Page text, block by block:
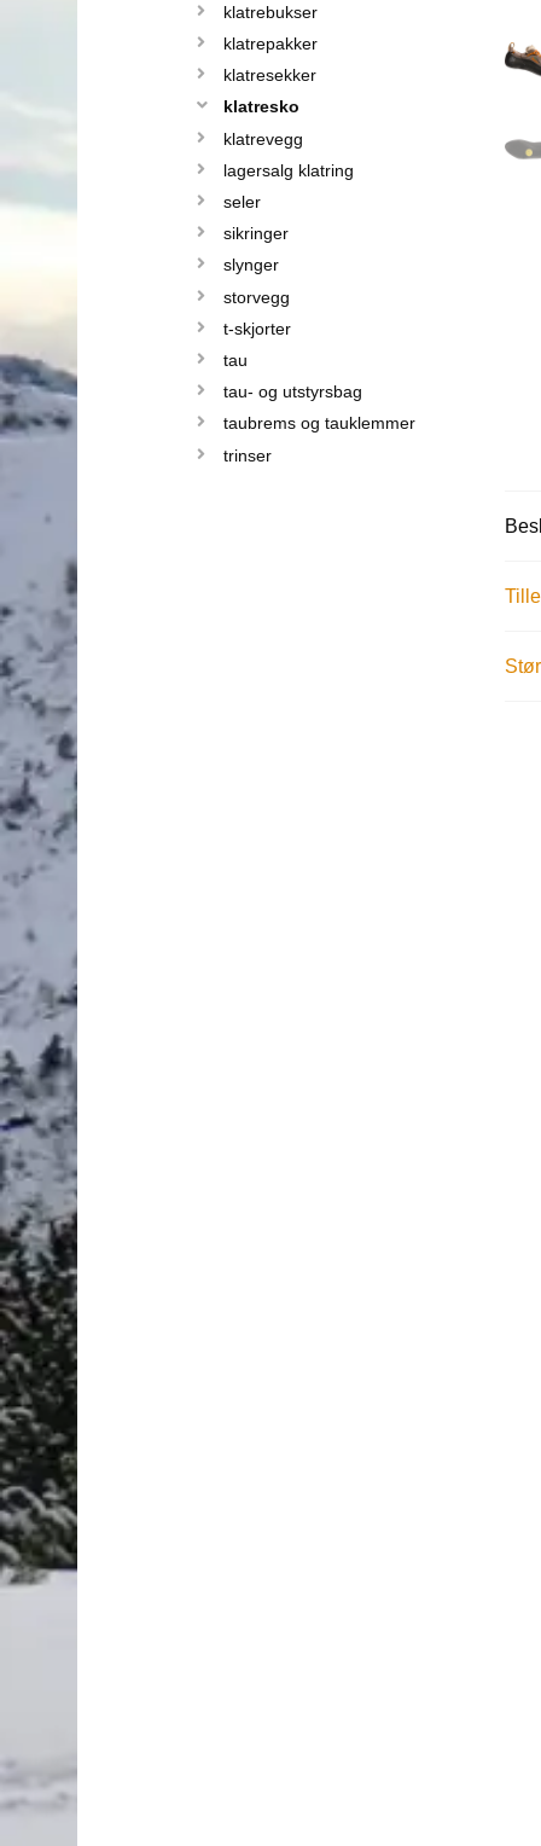
klatrebukser
klatrepakker
klatresekker
klatresko
klatrevegg
lagersalg klatring
seler
sikringer
slynger
storvegg
t-skjorter
tau
tau- og utstyrsbag
taubrems og tauklemmer
trinser